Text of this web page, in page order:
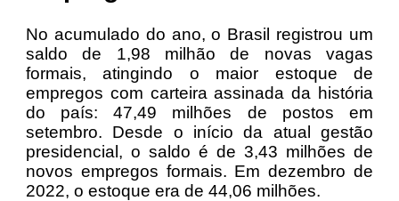
No acumulado do ano, o Brasil registrou um
saldo de 1,98 milhão de novas vagas
formais, atingindo o maior estoque de
empregos com carteira assinada da história
do país: 47,49 milhões de postos em
setembro. Desde o início da atual gestão
presidencial, o saldo é de 3,43 milhões de
novos empregos formais. Em dezembro de
2022, o estoque era de 44,06 milhões.